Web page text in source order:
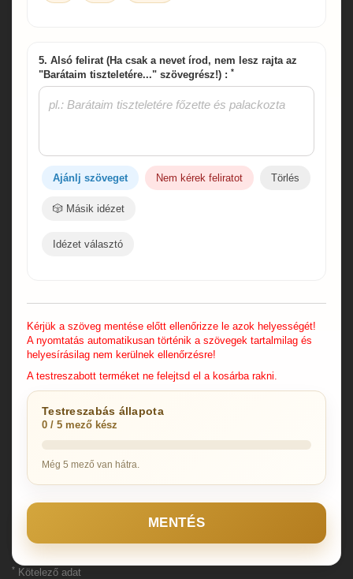
5. Alsó felirat (Ha csak a nevet írod, nem lesz rajta az
"Barátaim tiszteletére..." szövegrész!) : *
Ajánlj szöveget Nem kérek feliratot Törlés
🎲 Másik idézet
Idézet választó
Kérjük a szöveg mentése előtt ellenőrizze le azok helyességét!
A nyomtatás automatikusan történik a szövegek tartalmilag és
helyesírásilag nem kerülnek ellenőrzésre!
A testreszabott terméket ne felejtsd el a kosárba rakni.
Testreszabás állapota
0 / 5 mező kész
Még 5 mező van hátra.
MENTÉS
* Kötelező adat